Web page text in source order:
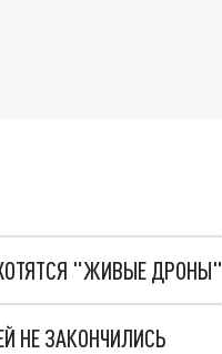
"ЖИВЫЕ ДРОНЫ"
НЕ ЗАКОНЧИЛИСЬ